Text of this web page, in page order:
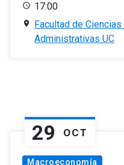
17:00
Facultad de
Administrativas UC
29 OCT
Macroeconomía